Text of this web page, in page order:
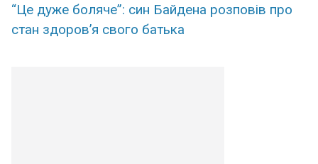
“Це дуже боляче”: син Байдена розповів про
стан здоров’я свого батька